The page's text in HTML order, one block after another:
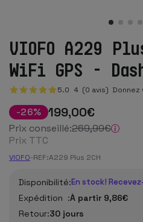
VIOFO A229
WiFi GPS -
5.0 4 (0 avis) Donnez
-26% 199,00€
Prix conseillé:269,99€
Prix TTC
VIOFO-REF:A229 Plus 2CH
Disponibilité:En stock!
Expédition :À partir 9,86€
Retour:30 jours